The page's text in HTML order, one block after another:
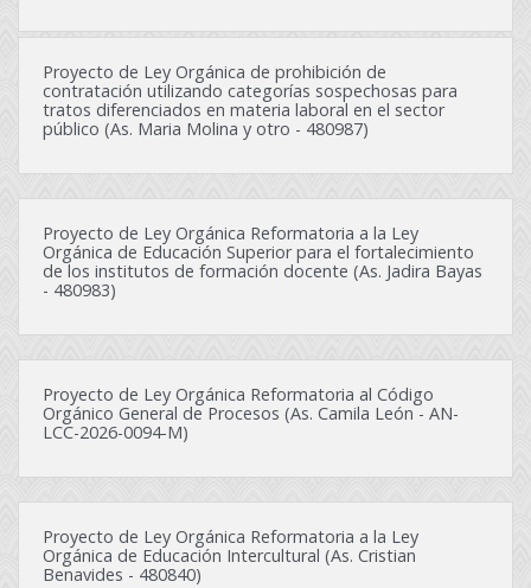
Proyecto de Ley Orgánica de prohibición de
contratación utilizando categorías sospechosas para
tratos diferenciados en materia laboral en el sector
público (As. Maria Molina y otro - 480987)
Proyecto de Ley Orgánica Reformatoria a la Ley
Orgánica de Educación Superior para el fortalecimiento
de los institutos de formación docente (As. Jadira Bayas
- 480983)
Proyecto de Ley Orgánica Reformatoria al Código
Orgánico General de Procesos (As. Camila León - AN-
LCC-2026-0094-M)
Proyecto de Ley Orgánica Reformatoria a la Ley
Orgánica de Educación Intercultural (As. Cristian
Benavides - 480840)